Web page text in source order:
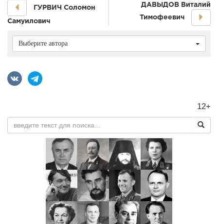
ГУРВИЧ Соломон
Самуилович
ДАВЫДОВ Виталий
Тимофеевич
Выберите автора
12+